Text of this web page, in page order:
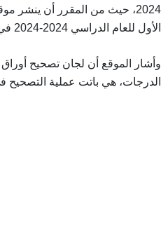
2024، حيث من المقرر أن ينشر
الأول للعام الدراسي 2024-2024 في الساعات القليلة القادمة.
وأشار الموقع أن لجان تصحيح
الدرجات، هي باتت عملية التصحيح